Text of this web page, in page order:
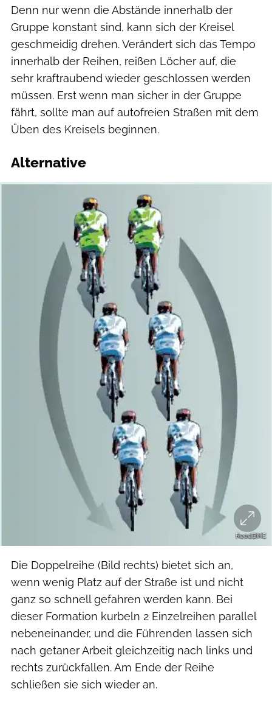
Denn nur wenn die Abstände innerhalb der
Gruppe konstant sind, kann sich der Kreisel
geschmeidig drehen. Verändert sich das Tempo
innerhalb der Reihen, reißen Löcher auf, die
sehr kraftraubend wieder geschlossen werden
müssen. Erst wenn man sicher in der Gruppe
fährt, sollte man auf autofreien Straßen mit dem
Üben des Kreisels beginnen.
Alternative
RoadBIKE
Die Doppelreihe (Bild rechts) bietet sich an,
wenn wenig Platz auf der Straße ist und nicht
ganz so schnell gefahren werden kann. Bei
dieser Formation kurbeln 2 Einzelreihen parallel
nebeneinander, und die Führenden lassen sich
nach getaner Arbeit gleichzeitig nach links und
rechts zurückfallen. Am Ende der Reihe
schließen sie sich wieder an.